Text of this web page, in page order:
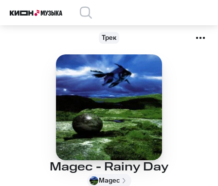
Трек
Magec - Rainy Day
Magec